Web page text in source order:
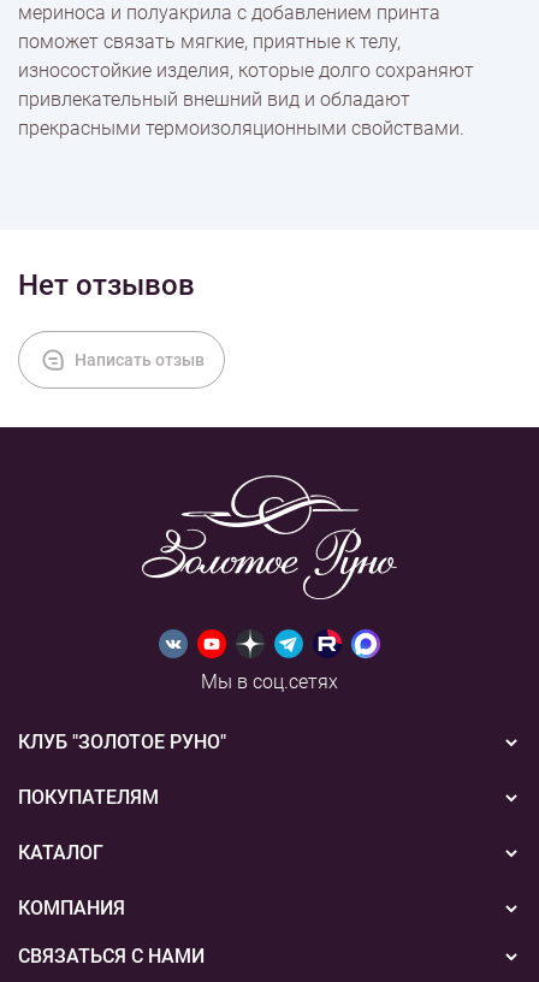
Доставка
Оплата
мериноса и полуакрила с добавлением принта
поможет связать мягкие, приятные к телу,
износостойкие изделия, которые долго сохраняют
привлекательный внешний вид и обладают
прекрасными термоизоляционными свойствами.
Нет отзывов
Написать отзыв
Мы в соц.сетях
КЛУБ "ЗОЛОТОЕ РУНО"
Новости
Акции
ПОКУПАТЕЛЯМ
Бонусная система
Подарочные сертификаты
Способы оплаты
КАТАЛОГ
Вышивка
Пряжа
КОМПАНИЯ
О нас
СВЯЗАТЬСЯ С НАМИ